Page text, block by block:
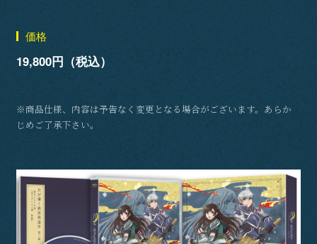
価格
19,800円（税込）
※商品仕様、内容は予告なく変更となる場合がございます。あらか
じめご了承下さい。